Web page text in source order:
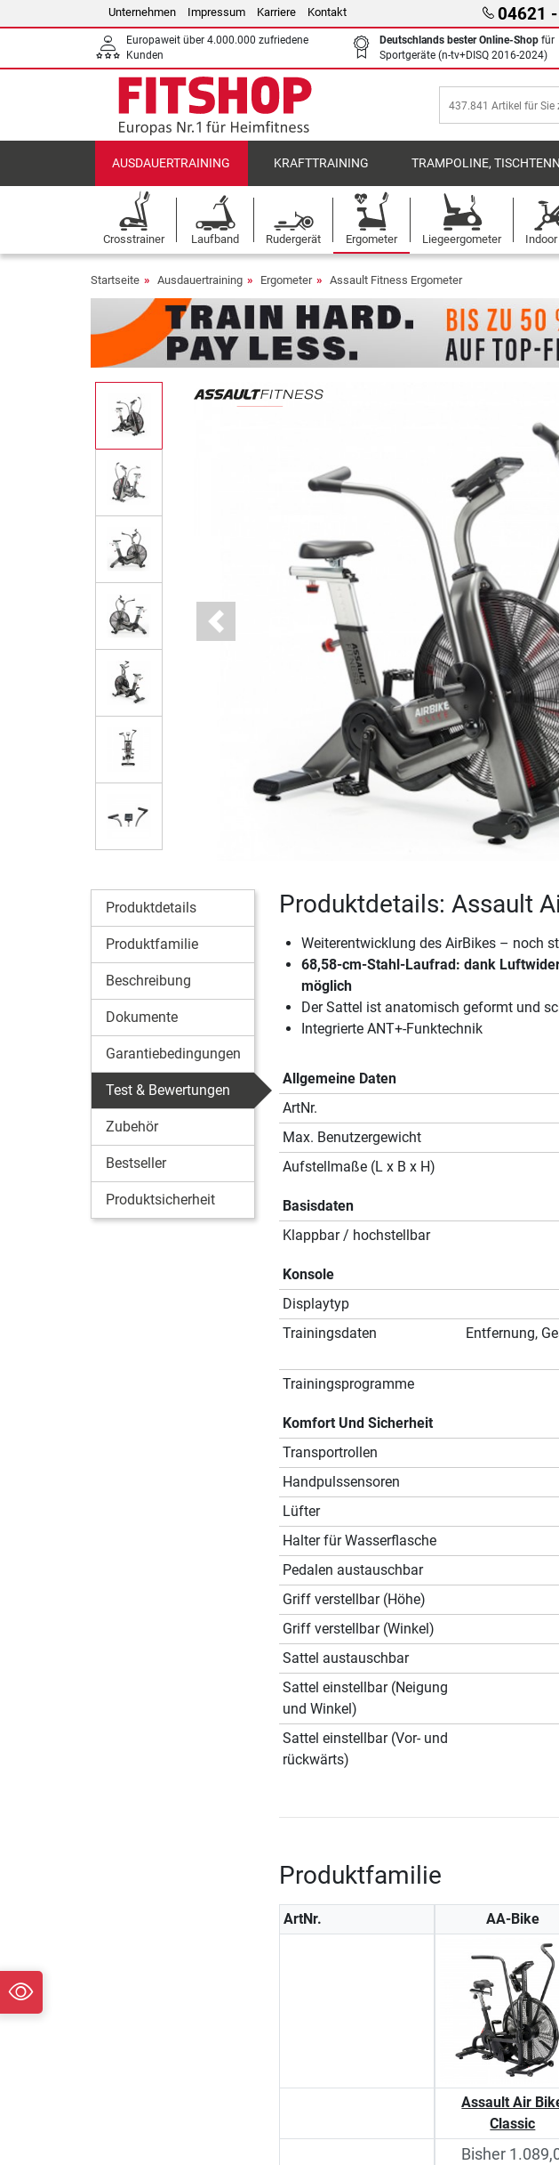
Unternehmen Impressum Karriere Kontakt 04621
Europaweit über 4.000.000 zufriedene
Kunden
Deutschlands bester Online-Shop für
Sportgeräte (n-tv+DISQ 2016-2024)
AUSDAUERTRAINING KRAFTTRAINING TRAMPOLINE,
Crosstrainer Laufband Rudergerät Ergometer Liegeergometer
Startseite Ausdauertraining Ergometer Assault Fitness Ergometer
Previous
Produktdetails
Produktfamilie
Beschreibung
Dokumente
Garantiebedingungen
Test & Bewertungen
Zubehör
Bestseller
Produktsicherheit
Produktdetails: Assault
Weiterentwicklung des AirBikes – noch
68,58-cm-Stahl-Laufrad: dank
möglich
Der Sattel ist anatomisch geformt und
Integrierte ANT+-Funktechnik
Allgemeine Daten
ArtNr.
Max. Benutzergewicht
Aufstellmaße (L x B x H)
Basisdaten
Klappbar / hochstellbar
Konsole
Displaytyp
Trainingsdaten
Entfernung,
Trainingsprogramme
Komfort Und Sicherheit
Transportrollen
Handpulssensoren
Lüfter
Halter für Wasserflasche
Pedalen austauschbar
Griff verstellbar (Höhe)
Griff verstellbar (Winkel)
Sattel austauschbar
Sattel einstellbar (Neigung
und Winkel)
Sattel einstellbar (Vor- und
rückwärts)
Produktfamilie
ArtNr. AA-Bike
Assault Air
Classic
Bisher